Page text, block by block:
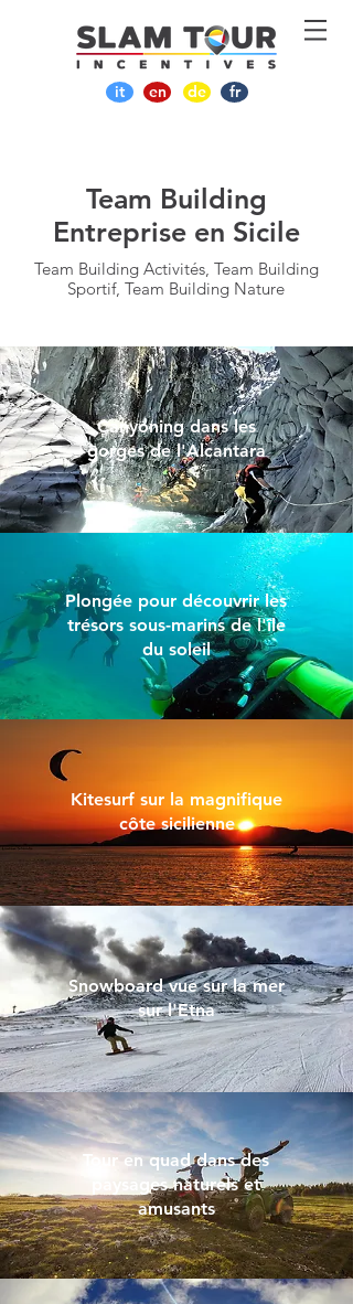
it de
en fr
Tour en quad dans des
paysages naturels et
amusants
Plongée pour découvrir les
trésors sous-marins de l'île
du soleil
Kitesurf sur la magnifique
côte sicilienne
Snowboard vue sur la mer
sur l'Etna
Canyoning dans les
gorges de l'Alcantara
Team Building
Entreprise en Sicile
Team Building Activités, Team Building
Sportif, Team Building Nature